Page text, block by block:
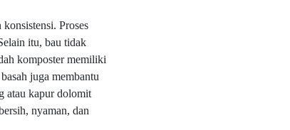
Proses
itu, bau tidak
komposter memiliki
juga membantu
atau kapur dolomit
nyaman, dan